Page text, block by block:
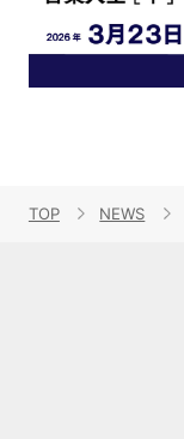
TOP NEWS